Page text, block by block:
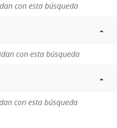
con esta búsqueda
con esta búsqueda
con esta búsqueda